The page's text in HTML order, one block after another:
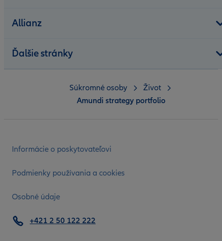
Allianz
Ďalšie stránky
Informácie o poskytovateľovi
Podmienky používania a cookies
Osobné údaje
+421 2 50 122 222
Súkromné osoby
Život
Amundi strategy portfolio